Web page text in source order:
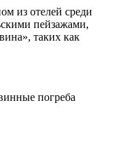
из отелей среди
пейзажами,
таких как
погреба